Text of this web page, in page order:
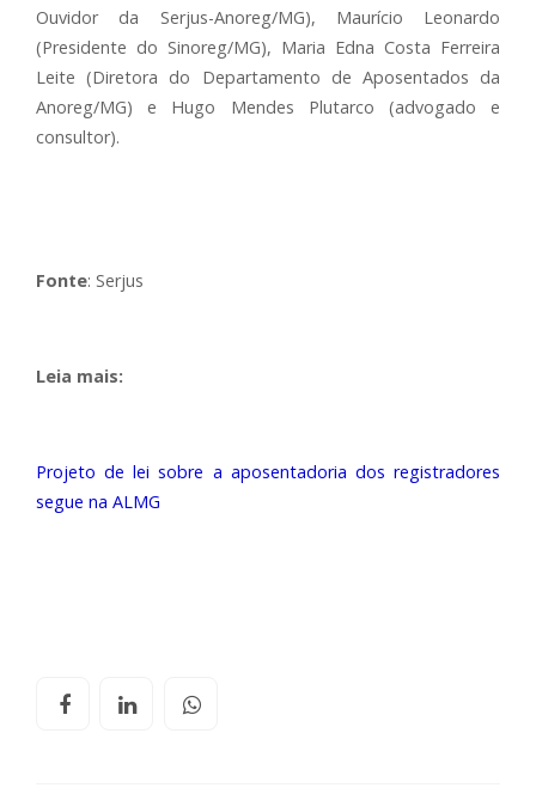
Ouvidor da Serjus-Anoreg/MG), Maurício Leonardo
(Presidente do Sinoreg/MG), Maria Edna Costa Ferreira
Leite (Diretora do Departamento de Aposentados da
Anoreg/MG) e Hugo Mendes Plutarco (advogado e
consultor).
Fonte: Serjus
Leia mais:
Projeto de lei sobre a aposentadoria dos registradores
segue na ALMG